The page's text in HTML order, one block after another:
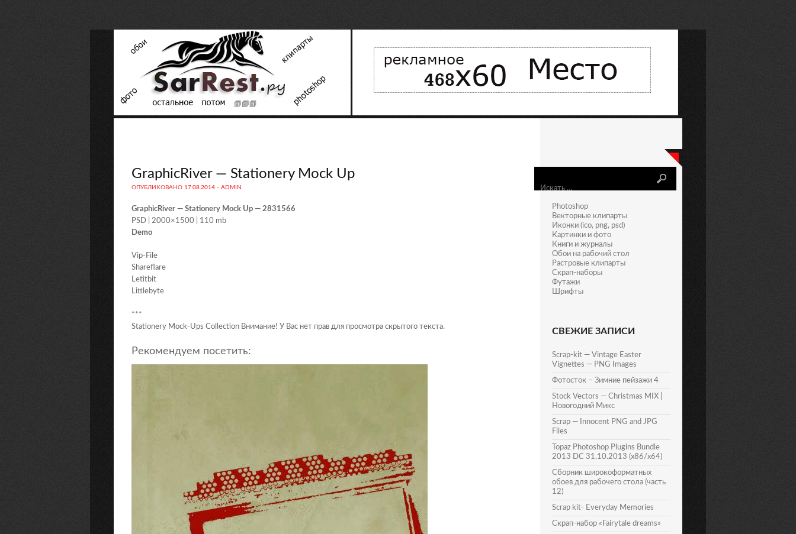
GraphicRiver — Stationery Mock Up
ОПУБЛИКОВАНО 17.08.2014 - ADMIN
GraphicRiver — Stationery Mock Up — 2831566
PSD | 2000×1500 | 110 mb
Demo
Vip-File
Shareflare
Letitbit
Littlebyte
***
Stationery Mock-Ups Collection Внимание! У Вас нет прав для просмотра скрытого текста.
Рекомендуем посетить:
Photoshop
Векторные клипарты
Иконки (ico, png, psd)
Картинки и фото
Книги и журналы
Обои на рабочий стол
Растровые клипарты
Скрап-наборы
Футажи
Шрифты
СВЕЖИЕ ЗАПИСИ
Scrap-kit — Vintage Easter
Vignettes — PNG Images
Фотосток – Зимние пейзажи 4
Stock Vectors — Christmas MIX |
Новогодний Микс
Scrap — Innocent PNG and JPG
Files
Topaz Photoshop Plugins Bundle
2013 DC 31.10.2013 (x86/x64)
Сборник широкоформатных
обоев для рабочего стола (часть
12)
Scrap kit- Everyday Memories
Скрап-набор «Fairytale dreams»